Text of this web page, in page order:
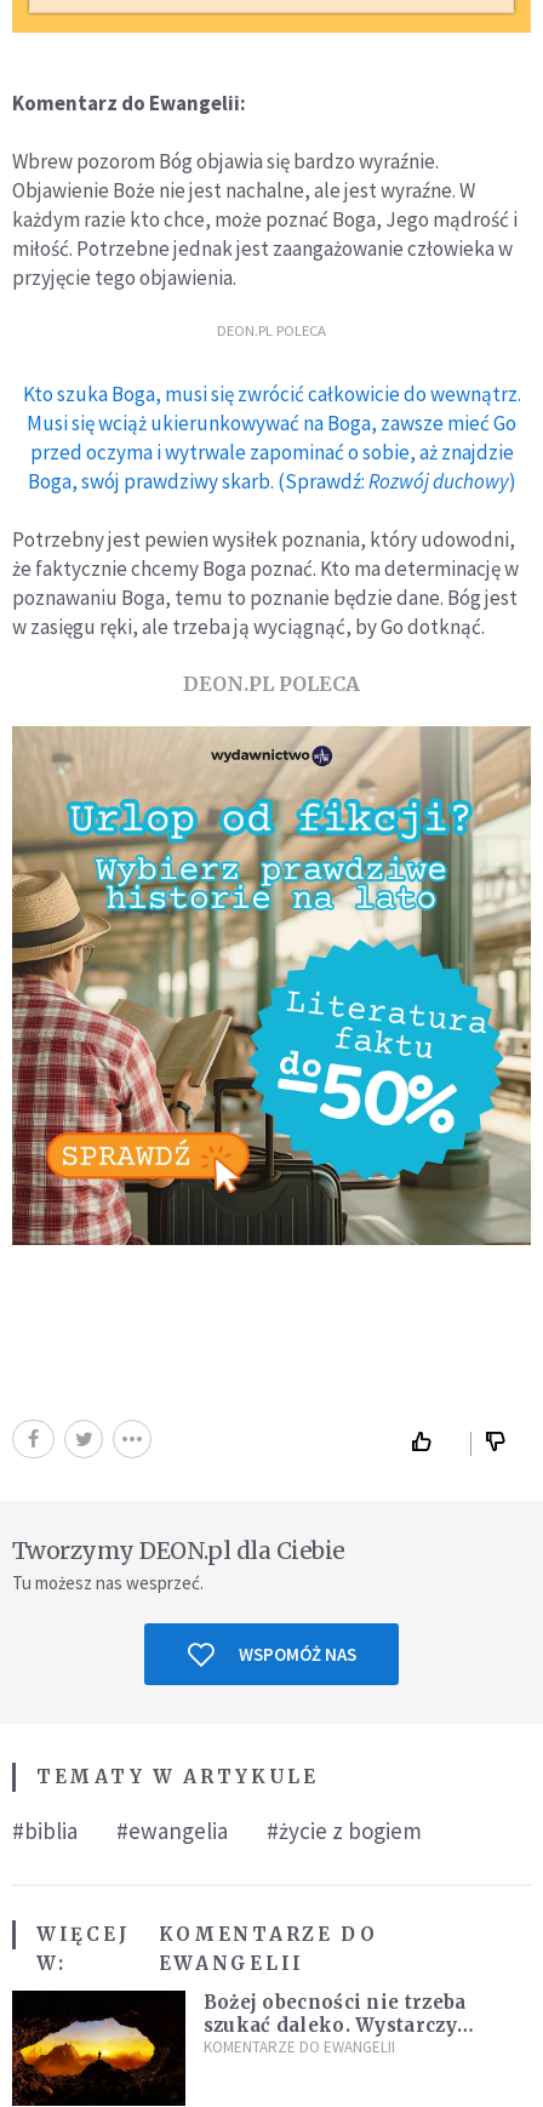
Komentarz do Ewangelii:
Wbrew pozorom Bóg objawia się bardzo wyraźnie.
Objawienie Boże nie jest nachalne, ale jest wyraźne. W
każdym razie kto chce, może poznać Boga, Jego mądrość i
miłość. Potrzebne jednak jest zaangażowanie człowieka w
przyjęcie tego objawienia.
DEON.PL POLECA
Kto szuka Boga, musi się zwrócić całkowicie do wewnątrz.
Musi się wciąż ukierunkowywać na Boga, zawsze mieć Go
przed oczyma i wytrwale zapominać o sobie, aż znajdzie
Boga, swój prawdziwy skarb. (Sprawdź:Rozwój duchowy)
Potrzebny jest pewien wysiłek poznania, który udowodni,
że faktycznie chcemy Boga poznać. Kto ma determinację w
poznawaniu Boga, temu to poznanie będzie dane. Bóg jest
w zasięgu ręki, ale trzeba ją wyciągnąć, by Go dotknąć.
DEON.PL POLECA
Tworzymy DEON.pl dla Ciebie
Tu możesz nas wesprzeć.
WSPOMÓŻ NAS
TEMATY W ARTYKULE
#biblia #ewangelia #życie z bogiem
WIĘCEJ
W:
KOMENTARZE DO
EWANGELII
Bożej obecności nie trzeba
szukać daleko. Wystarczy
nauczyć się słuchać
KOMENTARZE DO EWANGELII